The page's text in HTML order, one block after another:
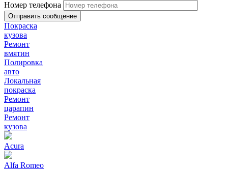
Номер телефона
Покраска
кузова
Ремонт
вмятин
Полировка
авто
Локальная
покраска
Ремонт
царапин
Ремонт
кузова
Acura
Alfa Romeo